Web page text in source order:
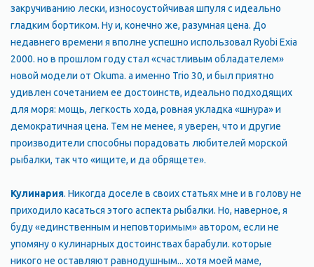
закручиванию лески, износоустойчивая шпуля с идеально
гладким бортиком. Ну и, конечно же, разумная цена. До
недавнего времени я вполне успешно использовал Ryobi Exia
2000. но в прошлом году стал «счастливым обладателем»
новой модели от Okuma. а именно Trio 30, и был приятно
удивлен сочетанием ее достоинств, идеально подходящих
для моря: мощь, легкость хода, ровная укладка «шнура» и
демократичная цена. Тем не менее, я уверен, что и другие
производители способны порадовать любителей морской
рыбалки, так что «ищите, и да обрящете».
Кулинария. Никогда доселе в своих статьях мне и в голову не
приходило касаться этого аспекта рыбалки. Но, наверное, я
буду «единственным и неповторимым» автором, если не
упомяну о кулинарных достоинствах барабули. которые
никого не оставляют равнодушным... хотя моей маме,